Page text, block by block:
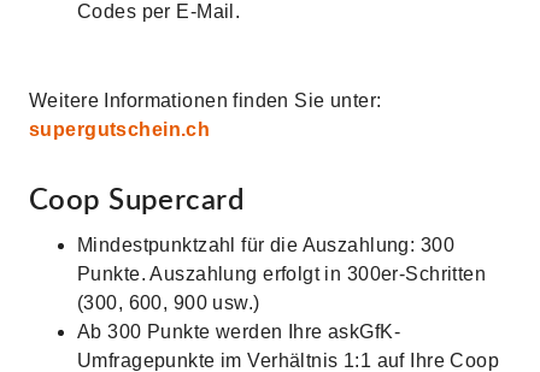
Codes per E-Mail.
Weitere Informationen finden Sie unter:
supergutschein.ch
Coop Supercard
Mindestpunktzahl für die Auszahlung: 300
Punkte. Auszahlung erfolgt in 300er-Schritten
(300, 600, 900 usw.)
Ab 300 Punkte werden Ihre askGfK-
Umfragepunkte im Verhältnis 1:1 auf Ihre Coop